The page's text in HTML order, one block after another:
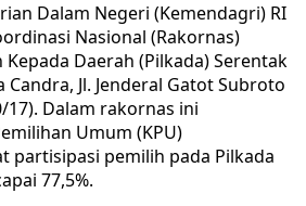
Dalam Negeri (Kemendagri) RI
Nasional (Rakornas)
Daerah (Pilkada) Serentak
Jl. Jenderal Gatot Subroto
17). Dalam rakornas ini
Umum (KPU)
partisipasi pemilih pada Pilkada
77,5%.